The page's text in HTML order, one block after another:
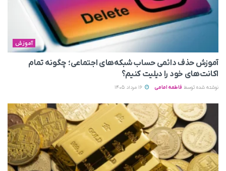
آموزش
آموزش حذف دائمی حساب شبکه‌های اجتماعی؛ چگونه تمام
اکانت‌های خود را دیلیت کنیم؟
نوشته شده توسط فاطمه امامی